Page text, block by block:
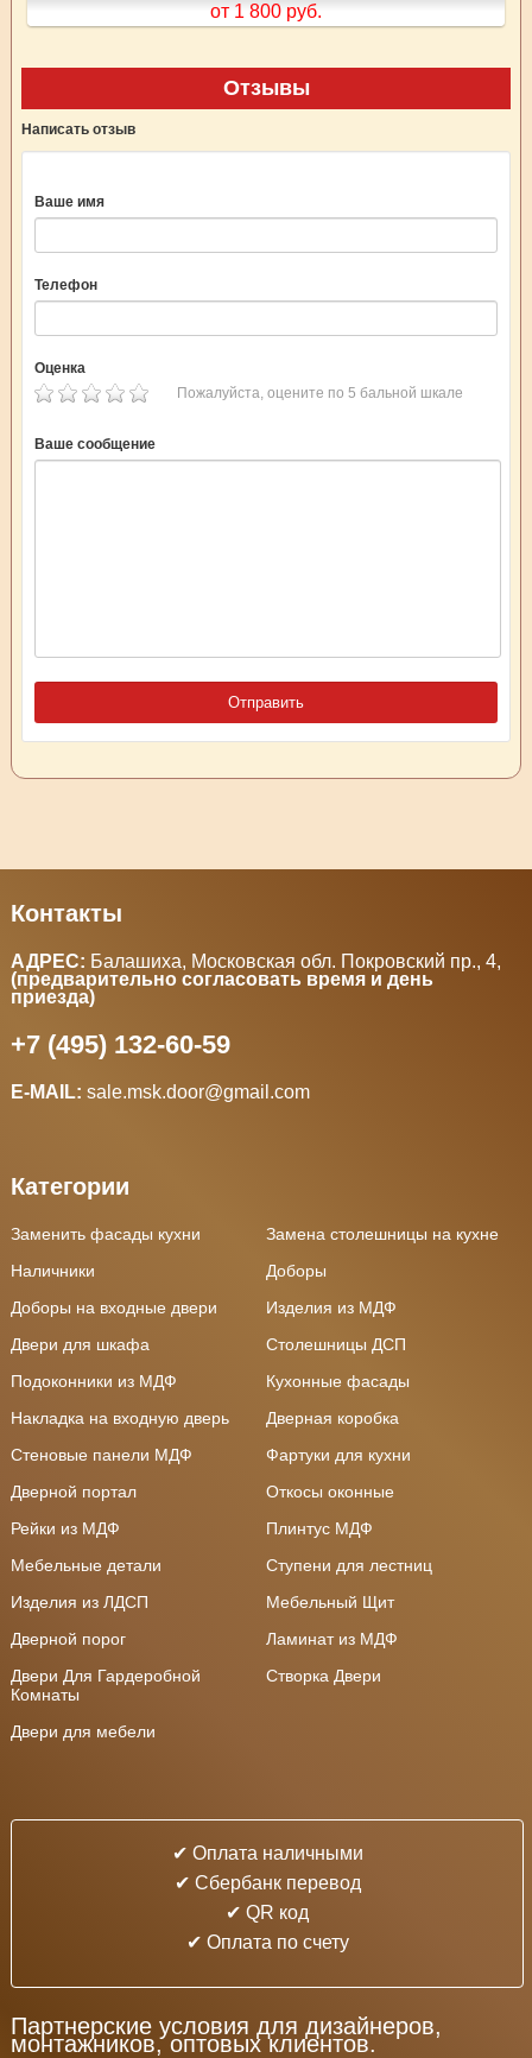
от 1 800 руб.
Отзывы
Написать отзыв
Ваше имя
Телефон
Оценка
Пожалуйста, оцените по 5 бальной шкале
Ваше сообщение
Контакты
АДРЕС: Балашиха, Московская обл. Покровский пр., 4,
(предварительно согласовать время и день
приезда)
+7 (495) 132-60-59
E-MAIL: sale.msk.door@gmail.com
Категории
Заменить фасады кухни
Замена столешницы на кухне
Наличники
Доборы
Доборы на входные двери
Изделия из МДФ
Двери для шкафа
Столешницы ДСП
Подоконники из МДФ
Кухонные фасады
Накладка на входную дверь
Дверная коробка
Стеновые панели МДФ
Фартуки для кухни
Дверной портал
Откосы оконные
Рейки из МДФ
Плинтус МДФ
Мебельные детали
Ступени для лестниц
Изделия из ЛДСП
Мебельный Щит
Дверной порог
Ламинат из МДФ
Двери Для Гардеробной
Комнаты
Створка Двери
Двери для мебели
✔ Оплата наличными
✔ Cбербанк перевод
✔ QR код
✔ Оплата по счету
Партнерские условия для дизайнеров,
монтажников, оптовых клиентов.